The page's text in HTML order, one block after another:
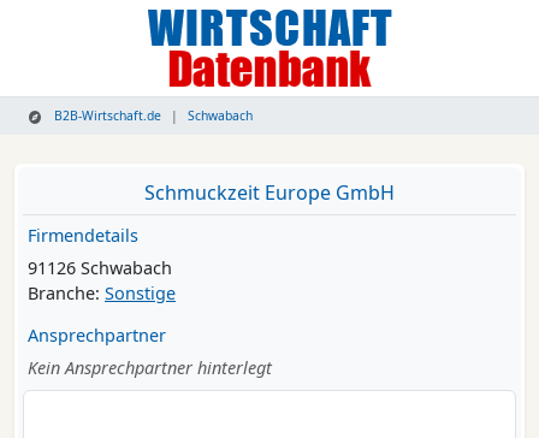
B2B-Wirtschaft.de Schwabach
Schmuckzeit Europe GmbH
Firmendetails
91126 Schwabach
Branche: Sonstige
Ansprechpartner
Kein Ansprechpartner hinterlegt